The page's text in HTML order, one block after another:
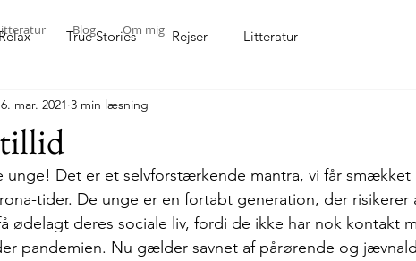
Blog Om mig
True Stories Rejser Litteratur
6. mar. 2021 3 min læsning
unge! Det er et selvforstærkende mantra, vi får smækket
tider. De unge er en fortabt generation, der risikerer
ødelagt deres sociale liv, fordi de ikke har nok kontakt
pandemien. Nu gælder savnet af pårørende og